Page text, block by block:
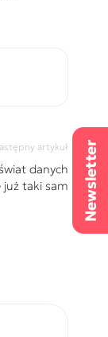
artykuł
danych
już taki sam